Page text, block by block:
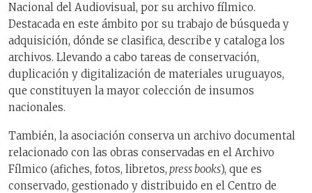
Nacional del Audiovisual, por su archivo fílmico.
Destacada en este ámbito por su trabajo de búsqueda y
adquisición, dónde se clasifica, describe y cataloga los
archivos. Llevando a cabo tareas de conservación,
duplicación y digitalización de materiales uruguayos,
que constituyen la mayor colección de insumos
nacionales.
También, la asociación conserva un archivo documental
relacionado con las obras conservadas en el Archivo
Fílmico (afiches, fotos, libretos, press books), que es
conservado, gestionado y distribuido en el Centro de